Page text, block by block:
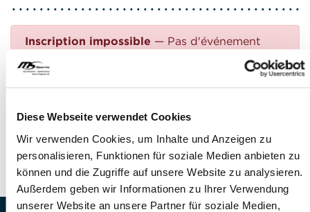
Diese Webseite verwendet Cookies
Wir verwenden Cookies, um Inhalte und Anzeigen zu
personalisieren, Funktionen für soziale Medien anbieten zu
können und die Zugriffe auf unsere Website zu analysieren.
Außerdem geben wir Informationen zu Ihrer Verwendung
unserer Website an unsere Partner für soziale Medien,
Inscription impossible — Pas d'événement
Avez-vous des questions?
Téléphone: +41 41 260 33 67
E-Mail: info@mssports.ch